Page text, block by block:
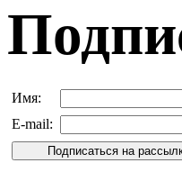
Имя:
E-mail: